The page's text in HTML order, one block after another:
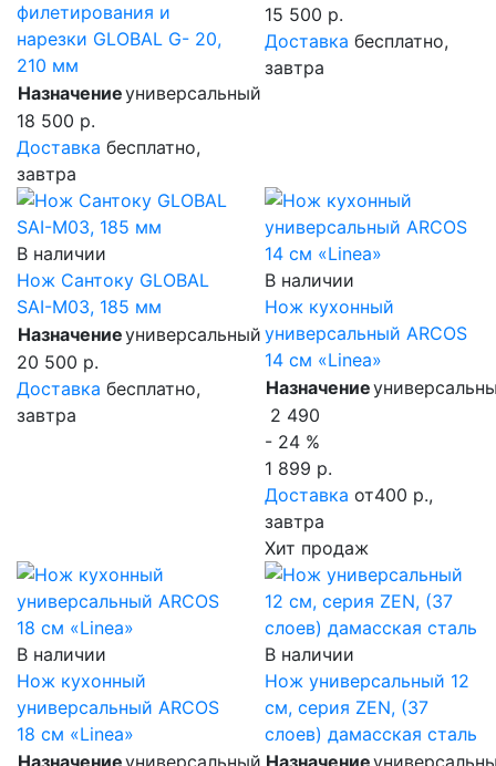
филетирования и
нарезки GLOBAL G- 20,
210 мм
Назначениеуниверсальный
18 500 р.
Доставка бесплатно,
завтра
15 500 р.
Доставка бесплатно,
завтра
В наличии
Нож Сантоку GLOBAL
SAI-M03, 185 мм
Назначениеуниверсальный
20 500 р.
Доставка бесплатно,
завтра
В наличии
Нож кухонный
универсальный ARCOS
14 см «Linea»
Назначение
2 490
- 24 %
1 899 р.
Доставка от400 р.,
завтра
Хит продаж
В наличии
Нож кухонный
универсальный ARCOS
18 см «Linea»
В наличии
Нож универсальный 12
см, серия ZEN, (37
слоев) дамасская сталь